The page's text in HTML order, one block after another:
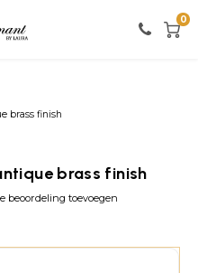
0
brass finish
brass finish
beoordeling toevoegen